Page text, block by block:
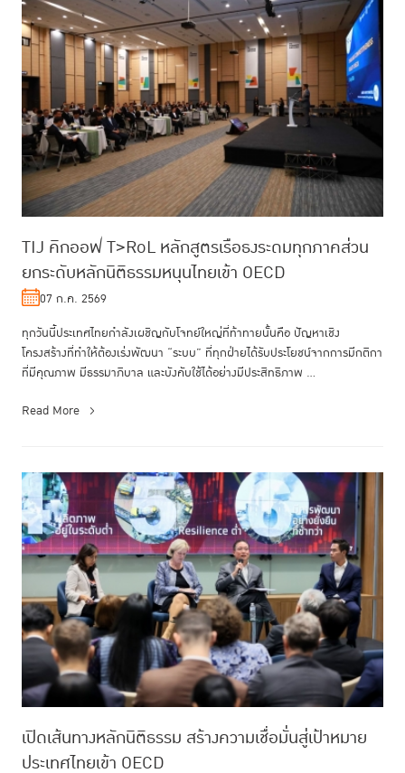
TIJ คิกออฟ T>RoL หลักสูตรเรือธงระดมทุกภาคส่วน
ยกระดับหลักนิติธรรมหนุนไทยเข้า OECD
07 ก.ค. 2569
ทุกวันนี้ประเทศไทยกำลังเผชิญกับโจทย์ใหญ่ที่ท้าทายนั้นคือ ปัญหาเชิง
โครงสร้างที่ทำให้ต้องเร่งพัฒนา “ระบบ” ที่ทุกฝ่ายได้รับประโยชน์จากการมีกติกา
ที่มีคุณภาพ มีธรรมาภิบาล และบังคับใช้ได้อย่างมีประสิทธิภาพ ...
Read More
เปิดเส้นทางหลักนิติธรรม สร้างความเชื่อมั่นสู่เป้าหมาย
ประเทศไทยเข้า OECD